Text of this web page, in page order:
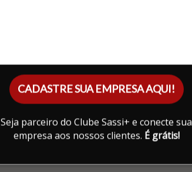
CADASTRE SUA EMPRESA AQUI!
Seja parceiro do Clube Sassi+ e conecte sua
empresa aos nossos clientes. É grátis!